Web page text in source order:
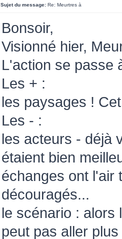
Sujet du message: Re: Meurtres à
Bonsoir,
Visionné hier,
L'action se passe
Les + :
les paysages !
Les - :
les acteurs - déjà
étaient bien
échanges ont l'air
découragés...
le scénario : alors
peut pas aller